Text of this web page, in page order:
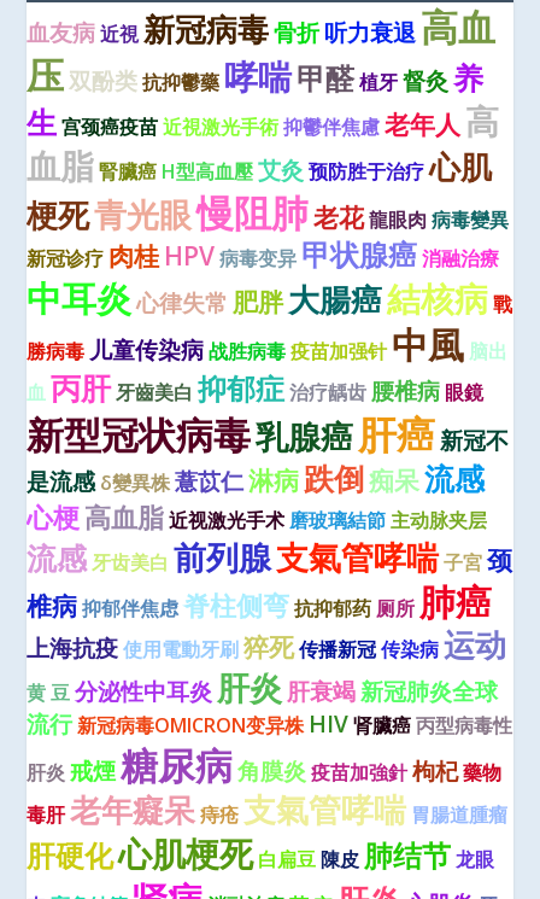
血友病 近視 新冠病毒骨折听力衰退高血
压双酚类 抗抑鬱藥 哮喘甲醛植牙 督灸 养
生 宫颈癌疫苗 近視激光手術 抑鬱伴焦慮 老年人 高
血脂 腎臟癌 H型高血壓 艾灸 预防胜于治疗 心肌
梗死青光眼慢阻肺老花龍眼肉 病毒變異
新冠诊疗 肉桂 HPV 病毒变异 甲状腺癌 消融治療
中耳炎 心律失常 肥胖大腸癌結核病 戰
勝病毒 儿童传染病 战胜病毒 疫苗加强针 中風 脑出
血 丙肝牙齒美白 抑郁症 治疗龋齿 腰椎病 眼鏡
新型冠状病毒乳腺癌肝癌新冠不
是流感 δ變異株薏苡仁淋病跌倒痴呆流感
心梗高血脂 近视激光手术 磨玻璃結節 主动脉夹层
流感牙齿美白 前列腺支氣管哮喘子宮 颈
椎病 抑郁伴焦虑脊柱侧弯 抗抑郁药 厕所 肺癌
上海抗疫 使用電動牙刷 猝死传播新冠 传染病 运动
黄 豆 分泌性中耳炎 肝炎 肝衰竭新冠肺炎全球
流行新冠病毒OMICRON变异株 HIV 肾臟癌 丙型病毒性
肝炎 戒煙糖尿病角膜炎 疫苗加強針枸杞藥物
毒肝老年癡呆 痔疮 支氣管哮喘 胃腸道腫瘤
肝硬化心肌梗死 白扁豆 陳皮 肺结节 龙眼